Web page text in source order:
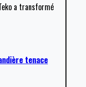
a transformé
tenace